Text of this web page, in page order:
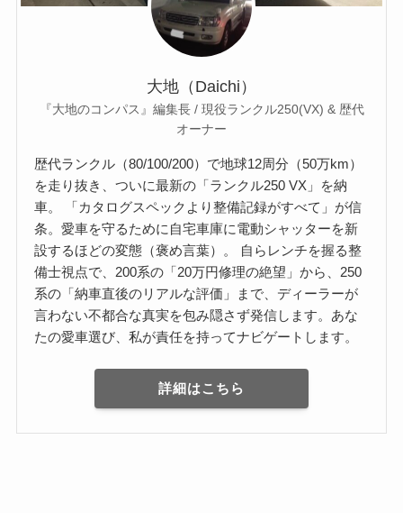
大地（Daichi）
『大地のコンパス』編集長 / 現役ランクル250(VX) & 歴代
オーナー
歴代ランクル（80/100/200）で地球12周分（50万km）
を走り抜き、ついに最新の「ランクル250 VX」を納
車。 「カタログスペックより整備記録がすべて」が信
条。愛車を守るために自宅車庫に電動シャッターを新
設するほどの変態（褒め言葉）。 自らレンチを握る整
備士視点で、200系の「20万円修理の絶望」から、250
系の「納車直後のリアルな評価」まで、ディーラーが
言わない不都合な真実を包み隠さず発信します。あな
たの愛車選び、私が責任を持ってナビゲートします。
詳細はこちら